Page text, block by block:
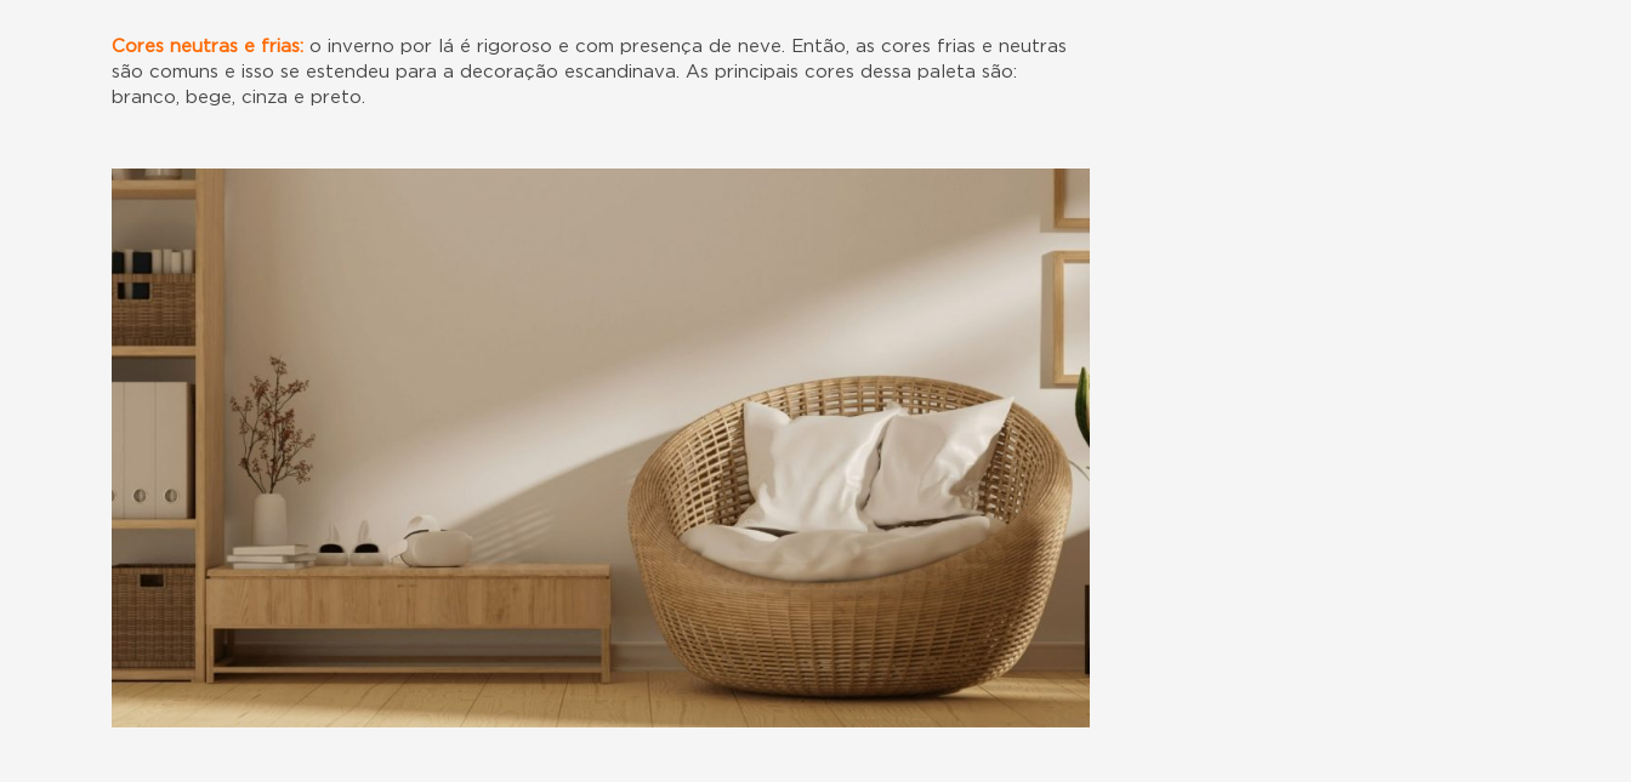
Cores neutras e frias: o inverno por lá é rigoroso e com presença de neve. Então, as cores frias e neutras
são comuns e isso se estendeu para a decoração escandinava. As principais cores dessa paleta são:
branco, bege, cinza e preto.